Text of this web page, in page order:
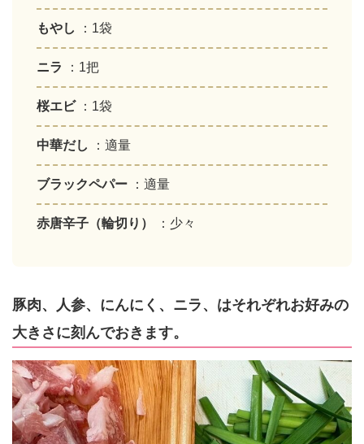
もやし ：1袋
ニラ ：1把
桜エビ ：1袋
中華だし ：適量
ブラックペパー ：適量
赤唐辛子（輪切り） ：少々
豚肉、人参、にんにく、ニラ、はそれぞれお好みの
大きさに刻んでおきます。